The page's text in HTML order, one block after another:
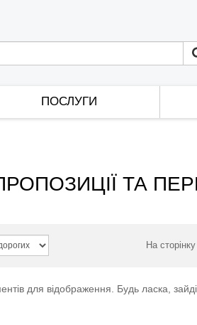
ПОСЛУГИ
ТА
На сторінку
для відображення. Будь ласка,